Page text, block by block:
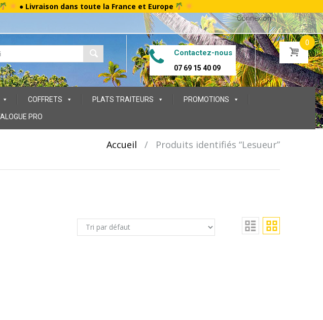
● Livraison dans toute la France et Europe
Connexion
Contactez-nous
07 69 15 40 09
0
COFFRETS PLATS TRAITEURS PROMOTIONS
PRO
Accueil / Produits identifiés “Lesueur”